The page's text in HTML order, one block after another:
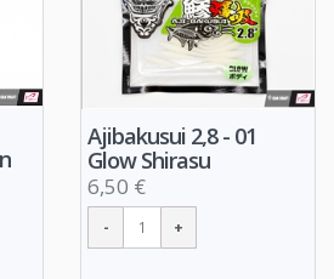
Ajibakusui 2,8 - 01
Glow Shirasu
6,50 €